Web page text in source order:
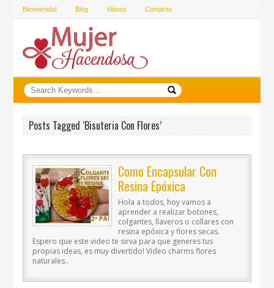
Bienvenida! Blog Videos Contacto
Posts Tagged ‘bisuteria Con Flores’
Como Encapsular Con
Resina Epóxica
Hola a todos, hoy vamos a
aprender a realizar botones,
colgantes, llaveros o collares con
resina epóxica y flores secas.
Espero que este video te sirva para que generes tus
propias ideas, es muy divertido! Video charms flores
naturales..